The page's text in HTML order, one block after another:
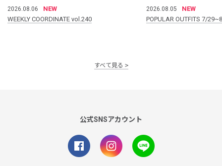
2026.08.06
NEW
WEEKLY COORDINATE vol.240
2026.08.05
NEW
POPULAR OUTFITS 7/
すべて見る
公式SNSアカウント